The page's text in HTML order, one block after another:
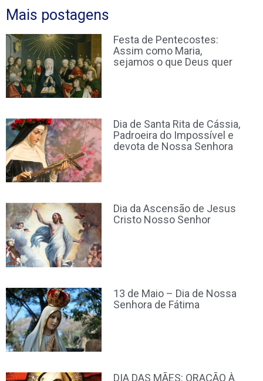
Mais postagens
Festa de Pentecostes:
Assim como Maria,
sejamos o que Deus quer
Dia de Santa Rita de Cássia,
Padroeira do Impossível e
devota de Nossa Senhora
Dia da Ascensão de Jesus
Cristo Nosso Senhor
13 de Maio – Dia de Nossa
Senhora de Fátima
DIA DAS MÃES: ORAÇÃO À